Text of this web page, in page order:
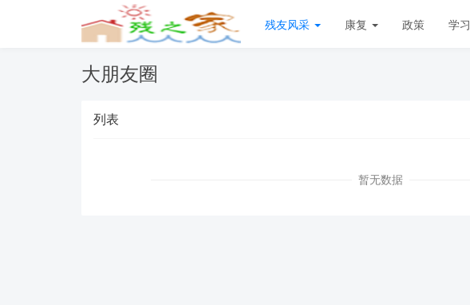
残友风采 康复 政策 学习
大朋友圈
列表
暂无数据